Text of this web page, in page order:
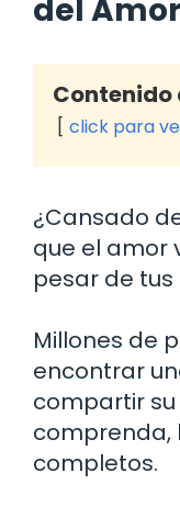
del Amor
Contenido
click para
¿Cansado
que el amor
pesar de tus
Millones de
encontrar
compartir su
comprenda,
completos.